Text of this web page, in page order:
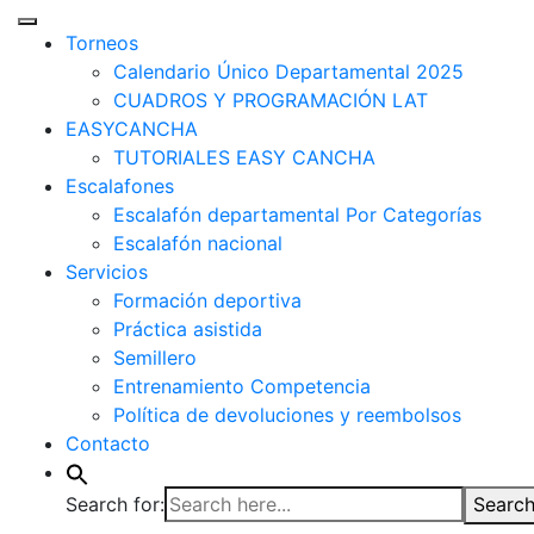
Torneos
Calendario Único Departamental 2025
CUADROS Y PROGRAMACIÓN LAT
EASYCANCHA
TUTORIALES EASY CANCHA
Escalafones
Escalafón departamental Por Categorías
Escalafón nacional
Servicios
Formación deportiva
Práctica asistida
Semillero
Entrenamiento Competencia
Política de devoluciones y reembolsos
Contacto
Search for: